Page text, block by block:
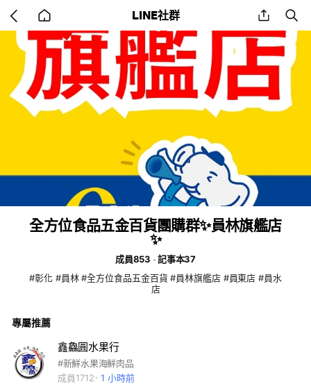
back
to
home
LINE社群 share
全方位食品五金百貨團購群✨️員林旗艦店
✨️
成員853
記事本37
#彰化 #員林 #全方位食品五金百貨 #員林旗艦店 #員東店 #員水
店
專屬推薦
鑫鱻圓水果行
#新鮮水果海鮮肉品
成員1712
1 小時前